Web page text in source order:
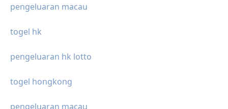
pengeluaran macau
togel hk
pengeluaran hk lotto
togel hongkong
pengeluaran macau